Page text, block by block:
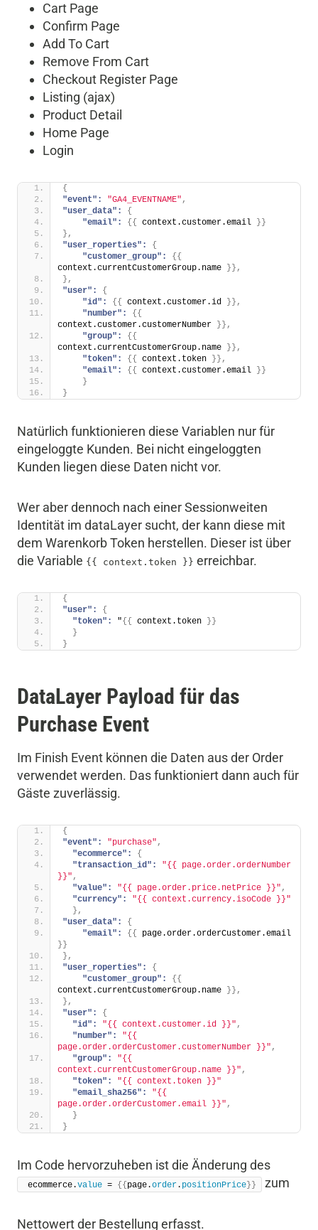
Cart Page
Confirm Page
Add To Cart
Remove From Cart
Checkout Register Page
Listing (ajax)
Product Detail
Home Page
Login
{
"event":
"GA4_EVENTNAME" ,
"user_data":
{
"email":
{ { context.customer.email } }
} ,
"user_roperties":
{
"customer_group":
{ {
context.currentCustomerGroup.name
} } ,
} ,
"user":
{
"id":
{ { context.customer.id } } ,
"number":
{ {
context.customer.customerNumber
} } ,
"group":
{ {
context.currentCustomerGroup.name
} } ,
"token":
{ { context.token } } ,
"email":
{ { context.customer.email } }
}
}
Natürlich funktionieren diese Variablen nur für
eingeloggte Kunden. Bei nicht eingeloggten
Kunden liegen diese Daten nicht vor.
Wer aber dennoch nach einer Sessionweiten
Identität im dataLayer sucht, der kann diese mit
dem Warenkorb Token herstellen. Dieser ist über
die Variable {{ context.token }} erreichbar.
{
"user":
{
"token":
"{ { context.token } }
}
}
DataLayer Payload für das
Purchase Event
Im Finish Event können die Daten aus der Order
verwendet werden. Das funktioniert dann auch für
Gäste zuverlässig.
{
"event":
"purchase" ,
"ecommerce":
{
"transaction_id":
"{{ page.order.orderNumber
}}" ,
"value":
"{{ page.order.price.netPrice }}" ,
"currency":
"{{ context.currency.isoCode }}"
} ,
"user_data":
{
"email":
{ {
} }
} ,
"user_roperties":
{
"customer_group":
{ {
context.currentCustomerGroup.name
} } ,
} ,
"user":
{
"id":
"{{ context.customer.id }}" ,
"number":
"{{
page.order.orderCustomer.customerNumber }}" ,
"group":
"{{
context.currentCustomerGroup.name }}" ,
"token":
"{{ context.token }}"
"email_sha256":
"{{
page.order.orderCustomer.email }}" ,
}
}
Im Code hervorzuheben ist die Änderung des
ecommerce.value = {{ page.order. positionPrice }} zum
Nettowert der Bestellung erfasst.